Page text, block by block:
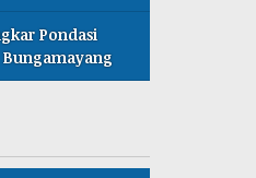
Pondasi
Bungamayang